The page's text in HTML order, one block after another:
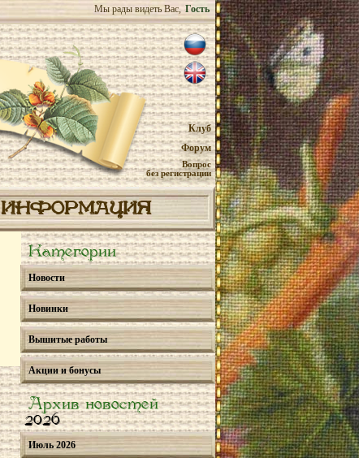
Мы рады видеть Вас, Гость
Клуб
Форум
Вопрос
без регистрации
ИНФОРМАЦИЯ
Категории
Новости
Новинки
Вышитые работы
Акции и бонусы
Архив новостей
2026
Июль 2026